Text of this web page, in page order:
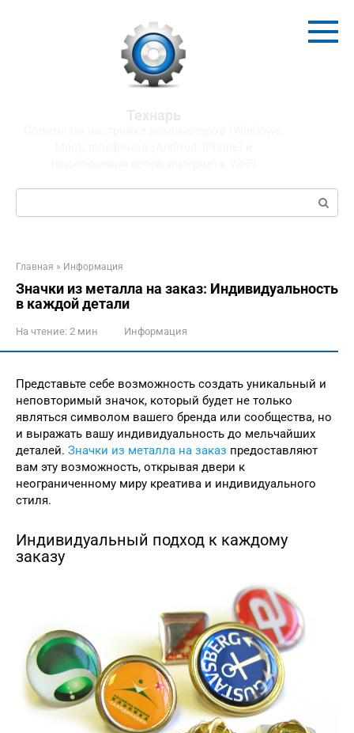
Поиск:
Главная » Информация
Значки из металла на заказ: Индивидуальность
в каждой детали
На чтение: 2 мин Информация
Представьте себе возможность создать уникальный и
неповторимый значок, который будет не только
являться символом вашего бренда или сообщества, но
и выражать вашу индивидуальность до мельчайших
деталей. Значки из металла на заказ предоставляют
вам эту возможность, открывая двери к
неограниченному миру креатива и индивидуального
стиля.
Индивидуальный подход к каждому
заказу